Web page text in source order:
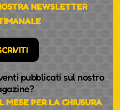
NEWSLETTER
pubblicati sul nostro
MESE PER LA CHIUSURA